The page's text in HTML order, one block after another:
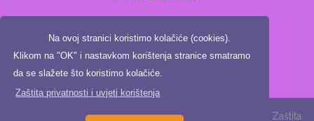
Na ovoj stranici koristimo kolačiće (cookies).
Klikom na "OK" i nastavkom korištenja stranice smatramo
da se slažete što koristimo kolačiće.
Zaštita privatnosti i uvjeti korištenja
Copyright ©2025. Dječji vrtić Zeko, All Rights Reserved | Zaštita